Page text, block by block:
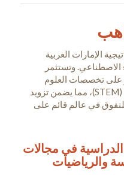
الإمارات العربية
الاصطناعي. وتستثمر
على تخصصات العلوم
والتكنولوجيا والهندسة والرياضيات (STEM)، مما يضمن تزويد
للتفوق في عالم قائم على
الدراسية في مجالات
والرياضيات